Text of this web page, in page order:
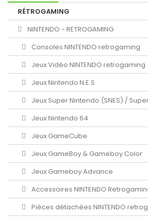
RÉTROGAMING
NINTENDO - RETROGAMING
Consoles NINTENDO retrogaming
Jeux Vidéo NINTENDO retrogaming
Jeux Nintendo N.E.S
Jeux Super Nintendo (SNES) /
Jeux Nintendo 64
Jeux GameCube
Jeux GameBoy & Gameboy Color
Jeux Gameboy Advance
Accessoires NINTENDO
Pièces détachées NINTENDO